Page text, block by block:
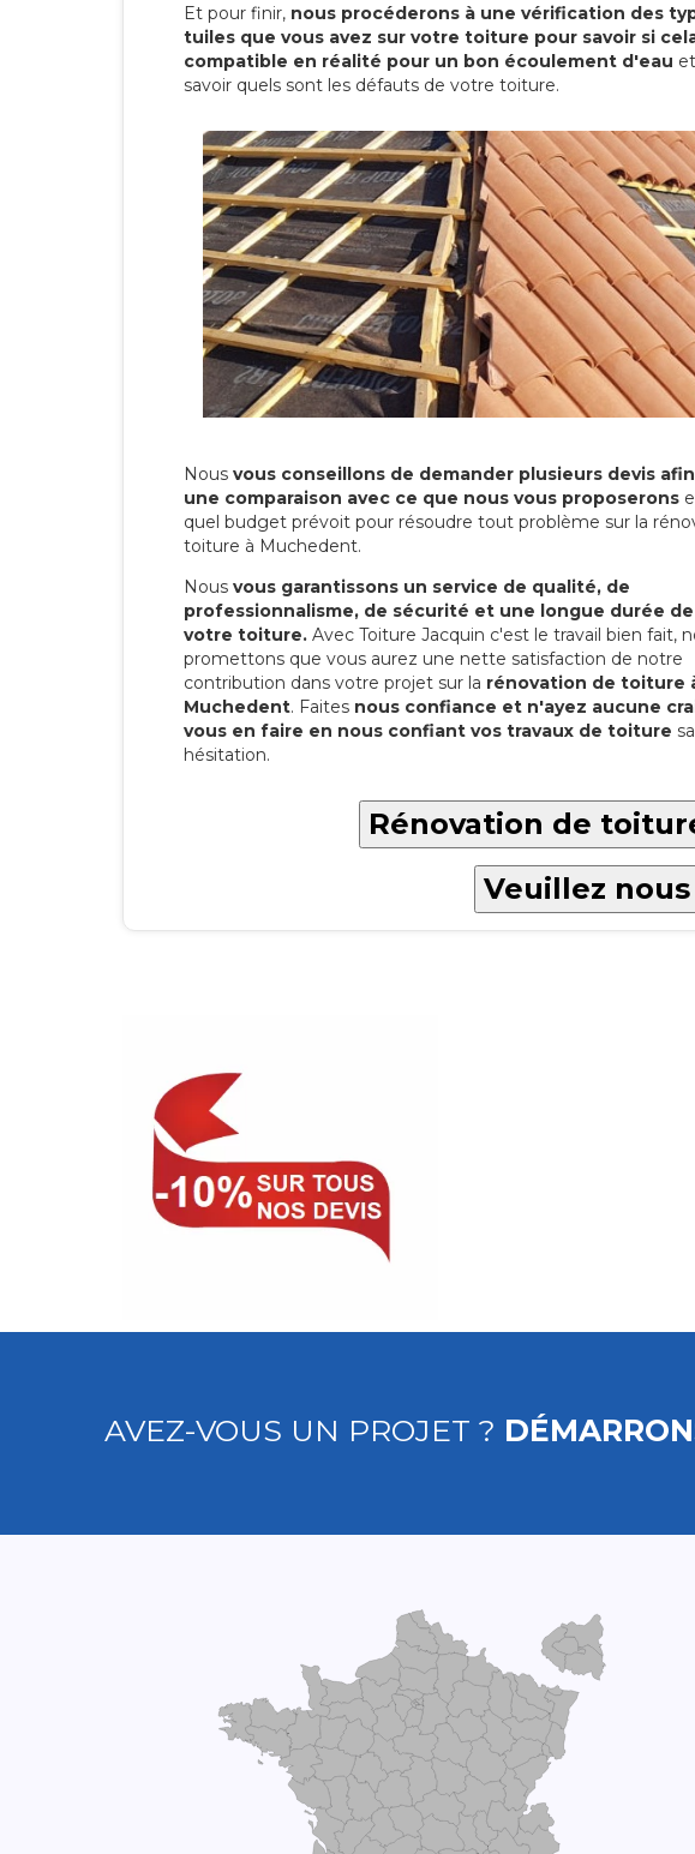
Et pour finir, nous procéderons à une vérification des
tuiles que vous avez sur votre toiture pour savoir si
compatible en réalité pour un bon écoulement d'eau
savoir quels sont les défauts de votre toiture.
Nous vous conseillons de demander plusieurs devis
une comparaison avec ce que nous vous proposerons
quel budget prévoit pour résoudre tout problème sur la
toiture à Muchedent.
Nous vous garantissons un service de qualité, de
professionnalisme, de sécurité et une longue durée de
votre toiture. Avec Toiture Jacquin c'est le travail bien fait,
promettons que vous aurez une nette satisfaction de notre
contribution dans votre projet sur la rénovation de toiture
Muchedent. Faites nous confiance et n'ayez aucune
vous en faire en nous confiant vos travaux de toiture
hésitation.
Rénovation de
Veuillez
AVEZ-VOUS UN PROJET ?